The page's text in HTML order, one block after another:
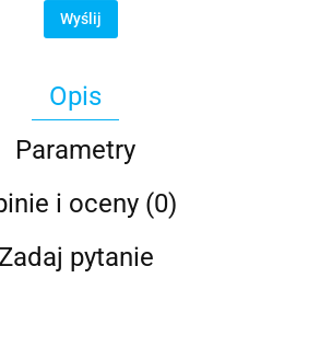
Wyślij
Opis
Parametry
i oceny (0)
Zadaj pytanie